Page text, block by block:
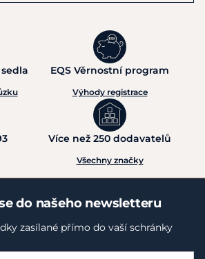
EQS Věrnostní program
Výhody registrace
Více než 250 dodavatelů
Všechny značky
do našeho newsletteru
zasílané přímo do vaší schránky